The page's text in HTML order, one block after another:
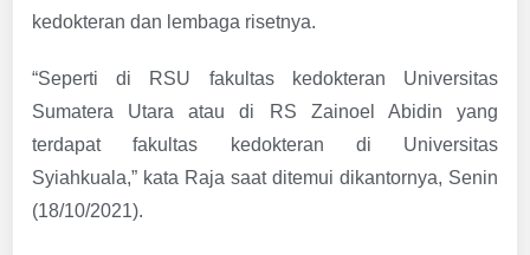
kedokteran dan lembaga risetnya.
“Seperti di RSU fakultas kedokteran Universitas
Sumatera Utara atau di RS Zainoel Abidin yang
terdapat fakultas kedokteran di Universitas
Syiahkuala,” kata Raja saat ditemui dikantornya, Senin
(18/10/2021).